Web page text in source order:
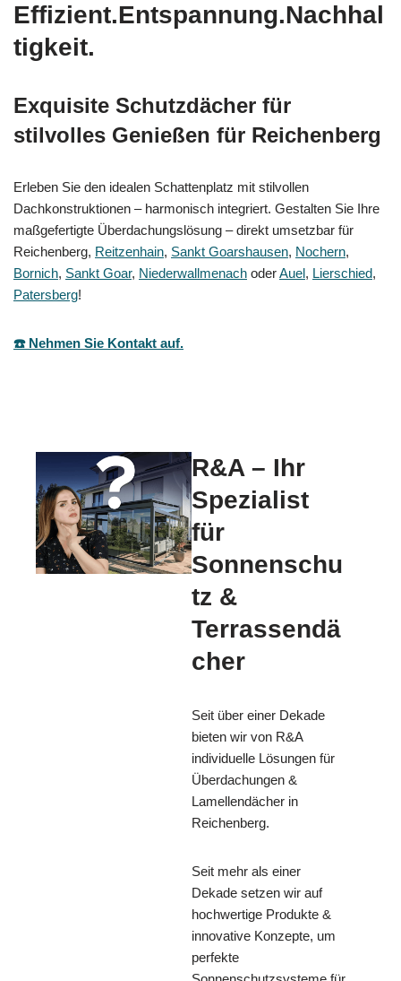
Effizient.Entspannung.Nachhal
tigkeit.
Exquisite Schutzdächer für
stilvolles Genießen für Reichenberg
Erleben Sie den idealen Schattenplatz mit stilvollen
Dachkonstruktionen – harmonisch integriert. Gestalten Sie Ihre
maßgefertigte Überdachungslösung – direkt umsetzbar für
Reichenberg, Reitzenhain, Sankt Goarshausen, Nochern,
Bornich, Sankt Goar, Niederwallmenach oderAuel, Lierschied,
Patersberg!
☎️ Nehmen Sie Kontakt auf.
R&A – Ihr
Spezialist
für
Sonnenschu
tz &
Terrassendä
cher
Seit über einer Dekade
bieten wir von R&A
individuelle Lösungen für
Überdachungen &
Lamellendächer in
Reichenberg.
Seit mehr als einer
Dekade setzen wir auf
hochwertige Produkte &
innovative Konzepte, um
perfekte